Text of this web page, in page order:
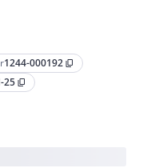
1244-000192 content_copy
25 content_copy